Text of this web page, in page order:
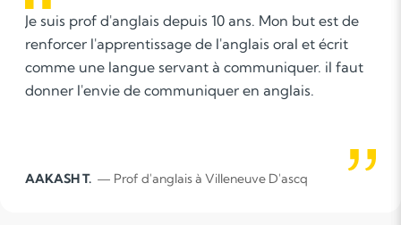
Ma vision de l'accompagnement scolaire est celle
d'un processus qui vise à soutenir et à guider les
élèves dans leur apprentissage, en fournissant un
soutien individualisé adapté à leurs besoins
connaissances académiques pour développer les
Jean-Pierre N.— Prof d'anglais à Villeneuve D